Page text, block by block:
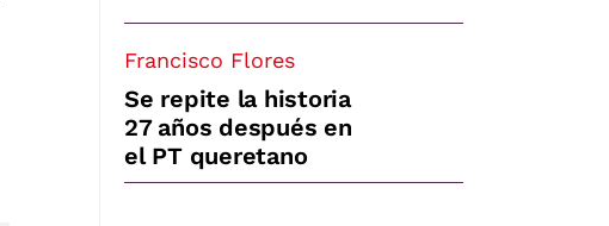
Francisco Flores
Se repite la historia
27 años después en
el PT queretano